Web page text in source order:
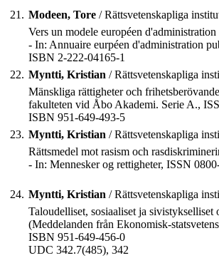
21. Modeen, Tore / Rättsvetenskapliga
Vers un modele européen
- In: Annuaire eurpéen d'administration
ISBN 2-222-04165-1
22. Myntti, Kristian / Rättsvetenskapliga
Mänskliga rättigheter och
fakulteten vid Åbo Akademi. Serie A.,
ISBN 951-649-493-5
23. Myntti, Kristian / Rättsvetenskapliga
Rättsmedel mot rasism och
- In: Mennesker og rettigheter, ISSN
24. Myntti, Kristian / Rättsvetenskapliga
Taloudelliset, sosiaaliset ja
(Meddelanden från Ekonomisk-
ISBN 951-649-456-0
UDC 342.7(485), 342